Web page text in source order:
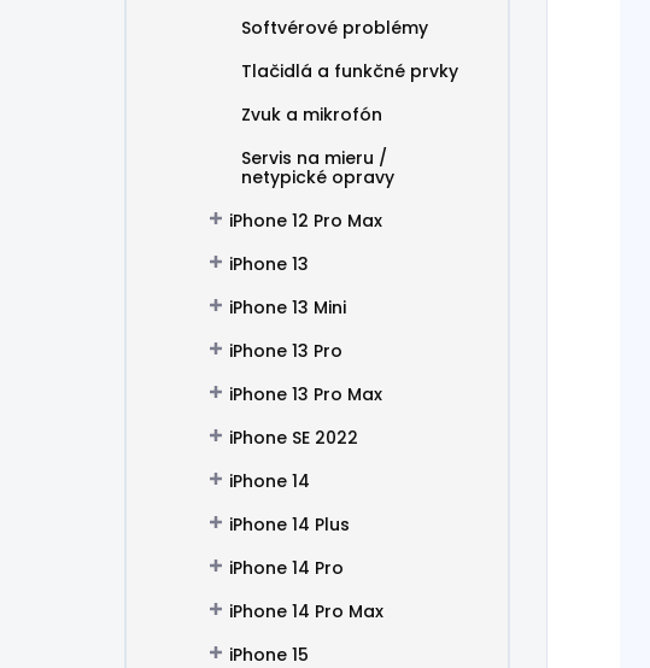
Softvérové problémy
Tlačidlá a funkčné prvky
Zvuk a mikrofón
Servis na mieru /
netypické opravy
iPhone 12 Pro Max
iPhone 13
iPhone 13 Mini
iPhone 13 Pro
iPhone 13 Pro Max
iPhone SE 2022
iPhone 14
iPhone 14 Plus
iPhone 14 Pro
iPhone 14 Pro Max
iPhone 15